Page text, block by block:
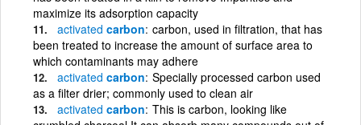
maximize its adsorption capacity
activated carbon carbon, used in filtration, that has
been treated to increase the amount of surface area to
which contaminants may adhere
activated carbon Specially processed carbon used
as a filter drier; commonly used to clean air
activated carbon This is carbon, looking like